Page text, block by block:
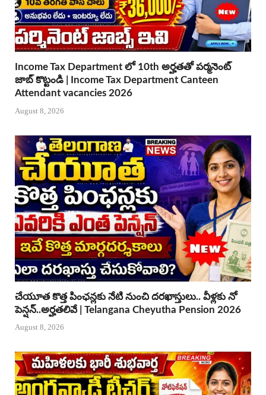
Income Tax Department లో 10th అర్హతతో పర్మనెంట్
జాబ్ కొట్టండి | Income Tax Department Canteen
Attendant vacancies 2026
August 8, 2026
చేయూత కొత్త పింఛన్లకు నేటి నుంచి దరఖాస్తులు.. వీళ్లకు నో
పెన్షన్..అర్హతలివే | Telangana Cheyutha Pension 2026
August 8, 2026